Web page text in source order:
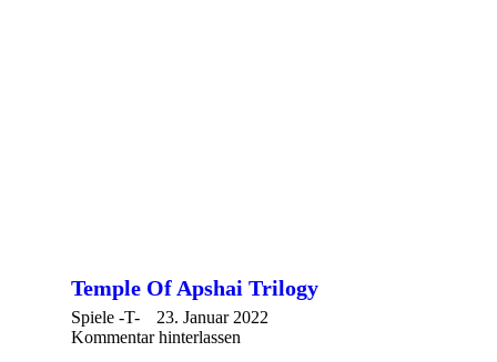
Temple Of Apshai Trilogy
Spiele -T-
23. Januar 2022
Kommentar hinterlassen